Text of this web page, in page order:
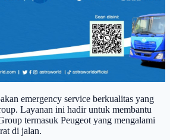
emergency service berkualitas yang
Layanan ini hadir untuk membantu
termasuk Peugeot yang mengalami
di jalan.